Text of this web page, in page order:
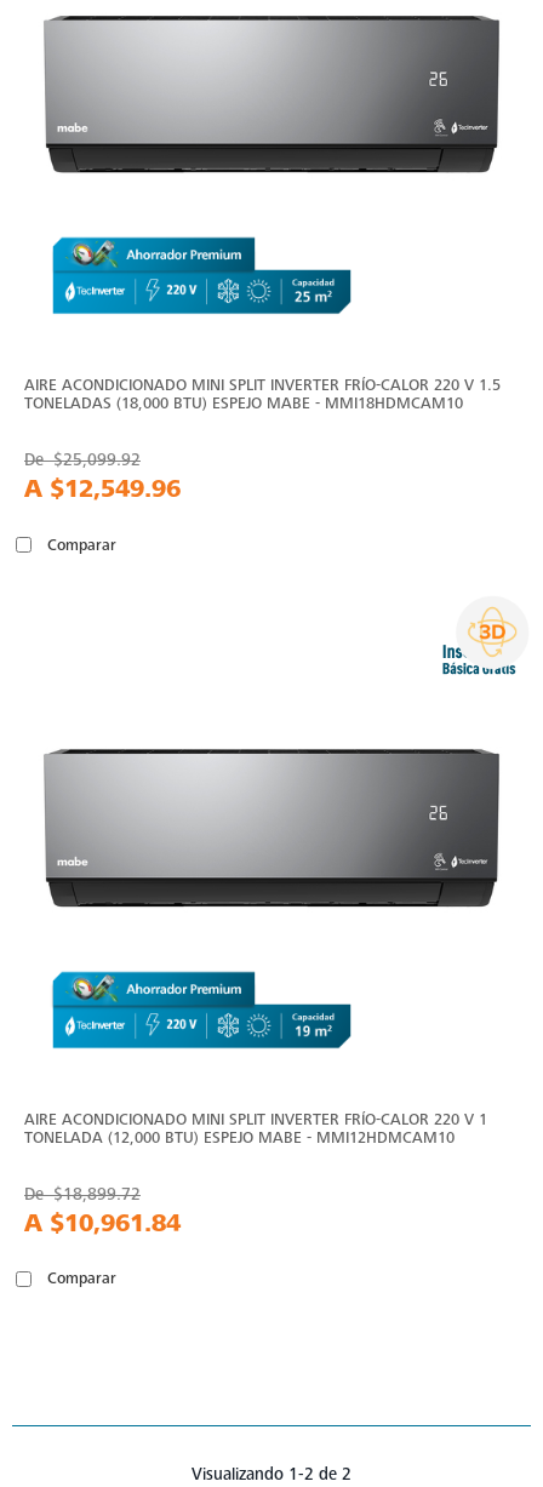
AIRE ACONDICIONADO MINI SPLIT INVERTER FRÍO-CALOR 220 V 1.5
TONELADAS (18,000 BTU) ESPEJO MABE - MMI18HDMCAM10
De$25,099.92
A $12,549.96
Comparar
AIRE ACONDICIONADO MINI SPLIT INVERTER FRÍO-CALOR 220 V 1
TONELADA (12,000 BTU) ESPEJO MABE - MMI12HDMCAM10
De$18,899.72
A $10,961.84
Comparar
Visualizando 1-2 de 2